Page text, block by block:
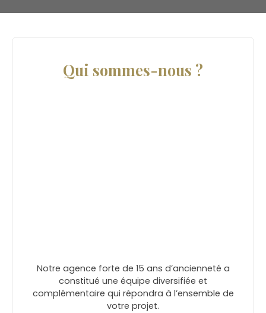
Qui sommes-nous ?
Notre agence forte de 15 ans d’ancienneté a
constitué une équipe diversifiée et
complémentaire qui répondra à l’ensemble de
votre projet.